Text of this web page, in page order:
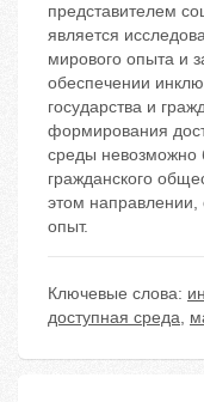
представителем
является
мирового опыта и
обеспечении
государства и
формирования
среды невозможно
гражданского
этом
опыт.
Ключевые слова:
доступная среда,